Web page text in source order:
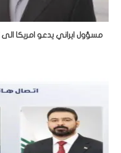
مسؤول ايراني يدعو امريكا